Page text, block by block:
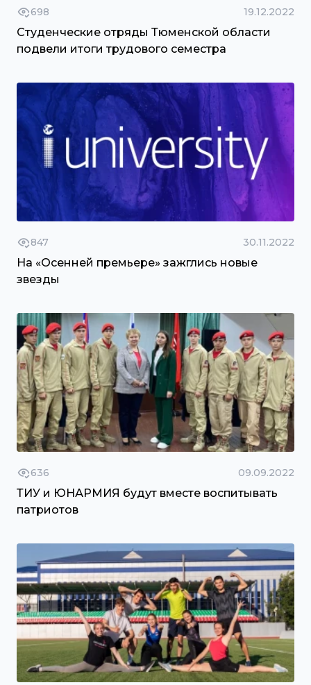
698 19.12.2022
Студенческие отряды Тюменской области
подвели итоги трудового семестра
847 30.11.2022
На «Осенней премьере» зажглись новые
звезды
636 09.09.2022
ТИУ и ЮНАРМИЯ будут вместе воспитывать
патриотов